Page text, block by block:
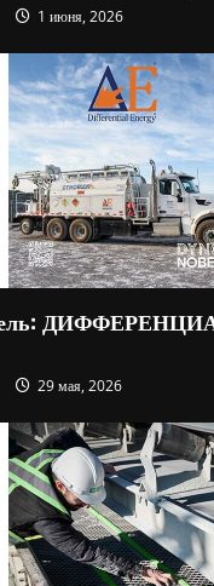
1 июня, 2026
29 мая, 2026